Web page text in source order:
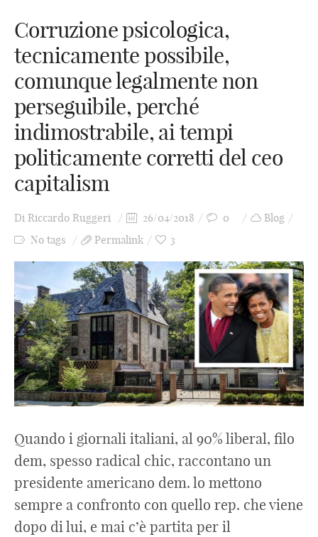
Corruzione psicologica,
tecnicamente possibile,
comunque legalmente non
perseguibile, perché
indimostrabile, ai tempi
politicamente corretti del ceo
capitalism
Di Riccardo Ruggeri 26/04/2018 0
Blog
No tags
Permalink 3
Quando i giornali italiani, al 90% liberal, filo
dem, spesso radical chic, raccontano un
presidente americano dem. lo mettono
sempre a confronto con quello rep. che viene
dopo di lui, e mai c’è partita per il